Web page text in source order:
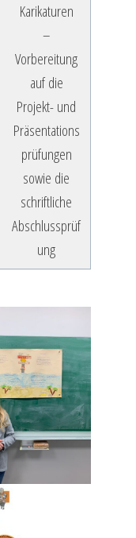
Karikaturen
–
Vorbereitung
auf die
Projekt- und
Präsentations
prüfungen
sowie die
schriftliche
Abschlussprüf
ung